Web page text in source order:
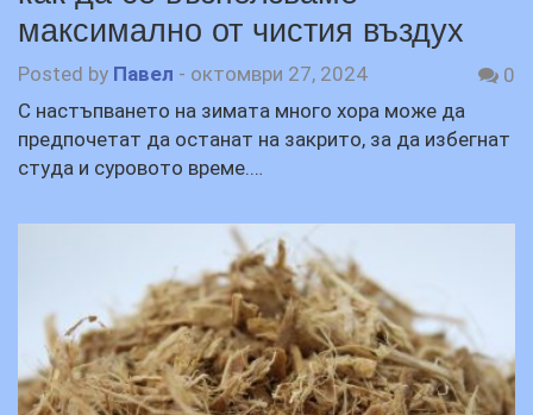
максимално от чистия въздух
Posted by Павел - октомври 27, 2024
0
С настъпването на зимата много хора може да
предпочетат да останат на закрито, за да избегнат
студа и суровото време.…